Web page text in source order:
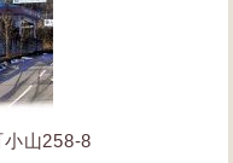
山258-8